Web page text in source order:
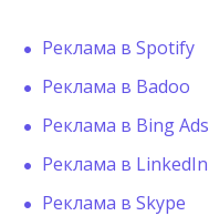
Реклама в Spotify
Реклама в Badoo
Реклама в Bing Ads
Реклама в LinkedIn
Реклама в Skype